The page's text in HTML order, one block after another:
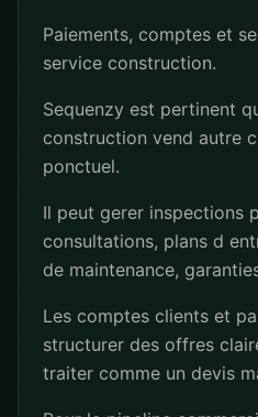
Paiements, comptes et
service construction.
Sequenzy est pertinent
construction vend autre
ponctuel.
Il peut gerer inspections
consultations, plans d
de maintenance,
Les comptes clients et
structurer des offres
traiter comme un devis